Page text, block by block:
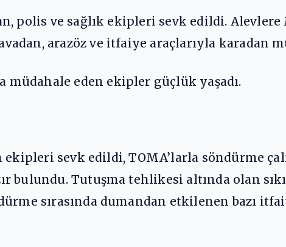
polis ve sağlık ekipleri sevk edildi. Alevlere
arazöz ve itfaiye araçlarıyla karadan
müdahale eden ekipler güçlük yaşadı.
sevk edildi, TOMA’larla söndürme
bulundu. Tutuşma tehlikesi altında olan
sırasında dumandan etkilenen bazı